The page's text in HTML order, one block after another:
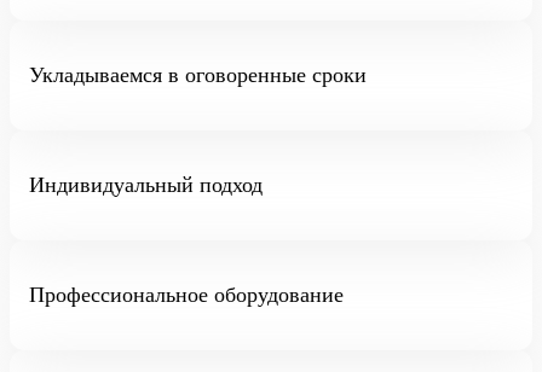
Укладываемся в оговоренные сроки
Индивидуальный подход
Профессиональное оборудование